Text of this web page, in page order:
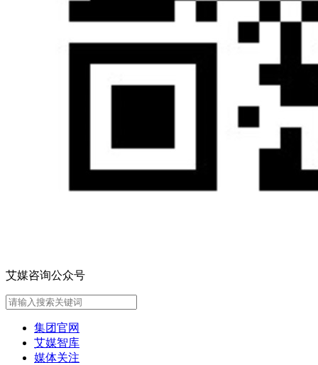
艾媒咨询公众号
集团官网
艾媒智库
媒体关注